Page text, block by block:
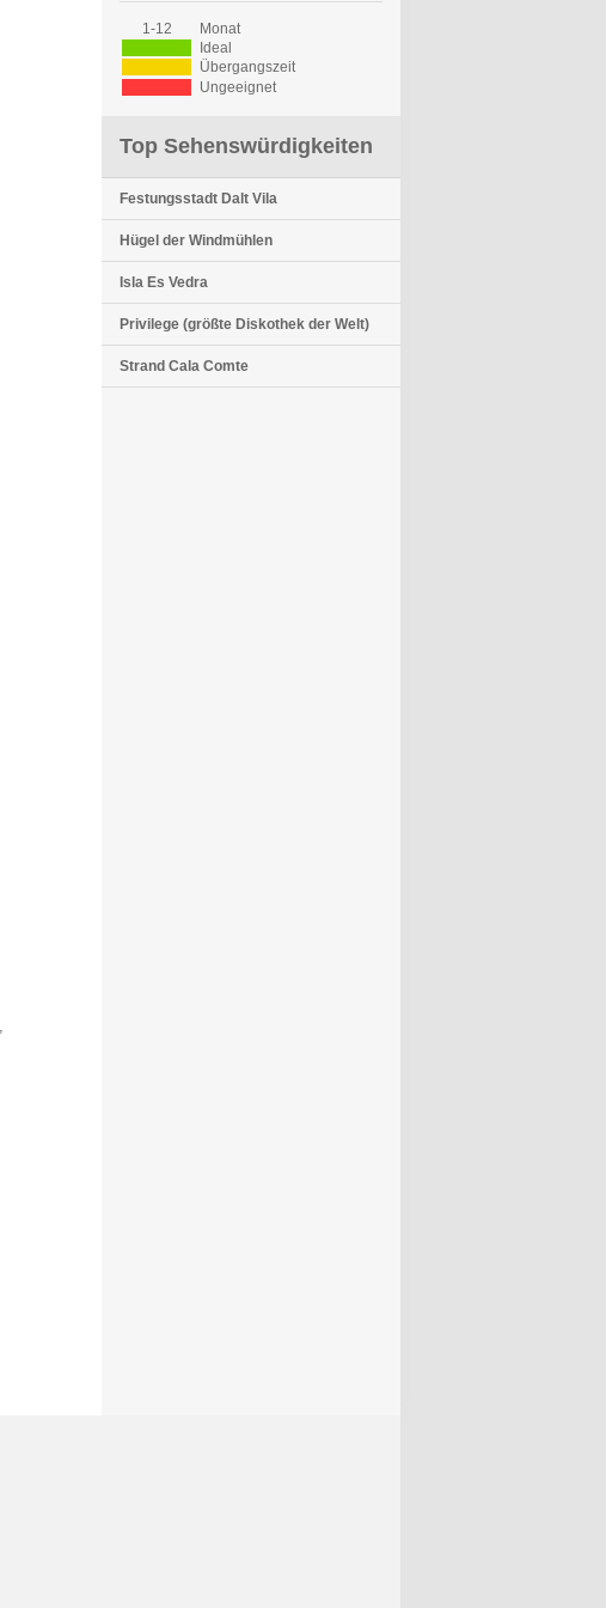
1-12
Monat
Ideal
Übergangszeit
Ungeeignet
Top Sehenswürdigkeiten
Festungsstadt Dalt Vila
Hügel der Windmühlen
Isla Es Vedra
Privilege (größte Diskothek der Welt)
Strand Cala Comte